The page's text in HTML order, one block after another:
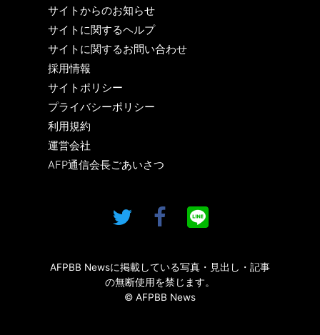
サイトからのお知らせ
サイトに関するヘルプ
サイトに関するお問い合わせ
採用情報
サイトポリシー
プライバシーポリシー
利用規約
運営会社
AFP通信会長ごあいさつ
AFPBB Newsに掲載している写真・見出し・記事
の無断使用を禁じます。
© AFPBB News